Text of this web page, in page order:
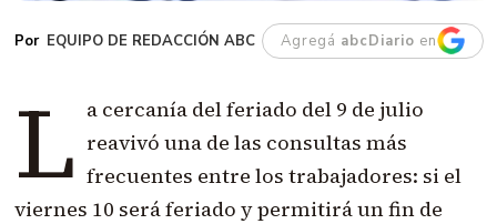
EQUIPO DE REDACCIÓN ABC Agregá abcDiario en
L a cercanía del feriado del 9 de julio
reavivó una de las consultas más
frecuentes entre los trabajadores: si el
viernes 10 será feriado y permitirá un fin de